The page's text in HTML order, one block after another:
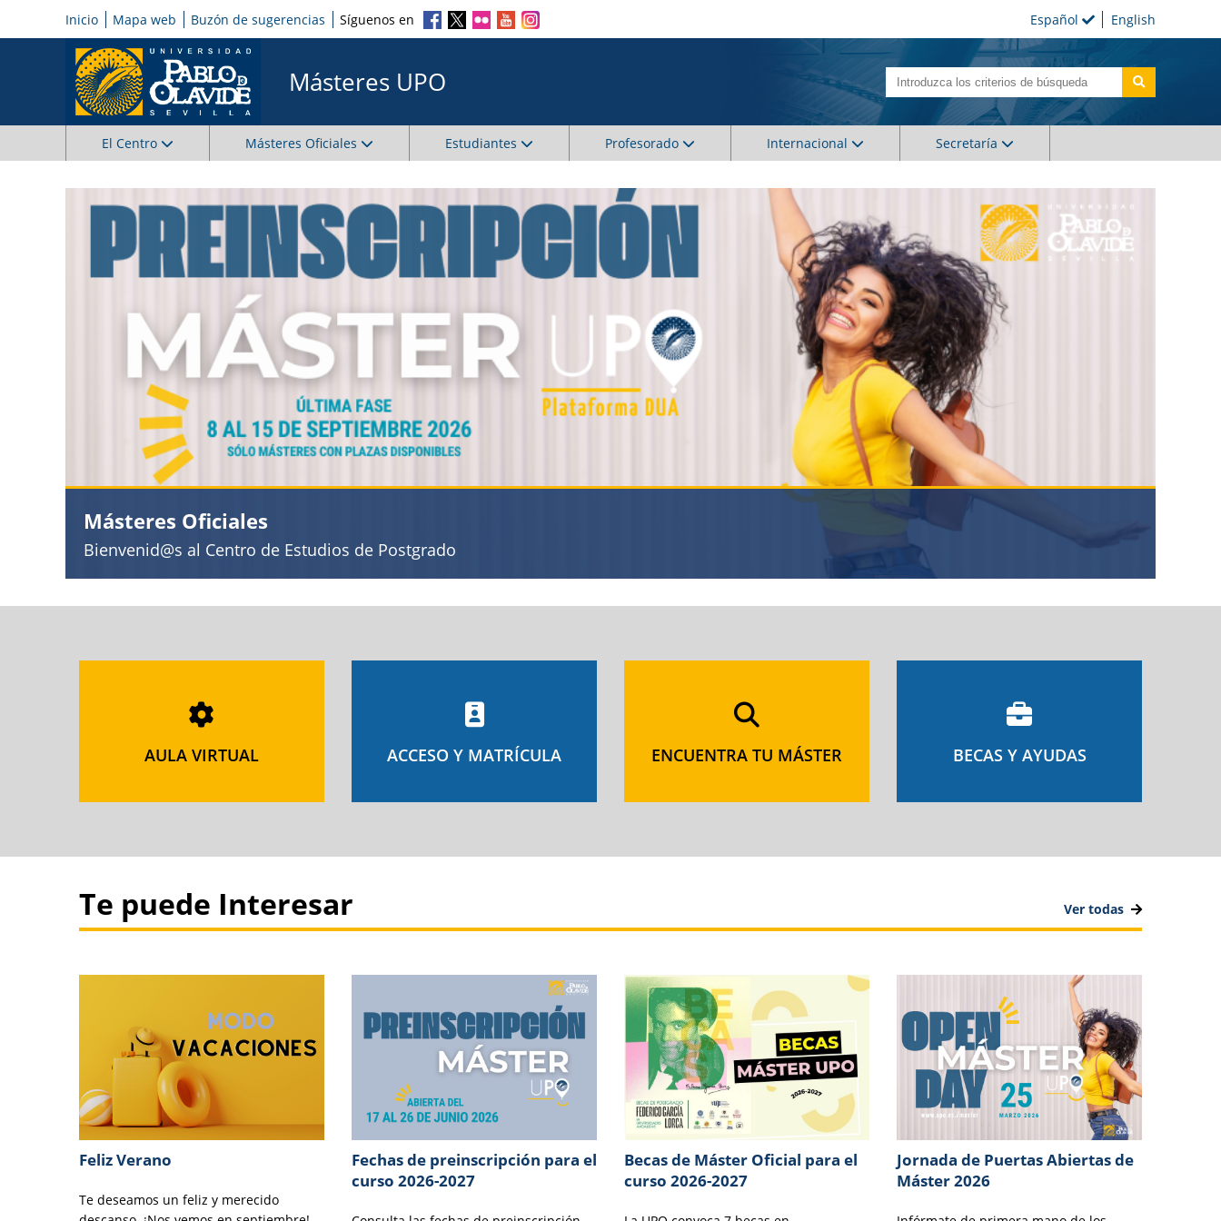
Inicio Mapa web Buzón de sugerencias Síguenos en English
Español
Másteres UPO
El Centro Másteres Oficiales Estudiantes Profesorado Internacional Secretaría
Másteres Oficiales
Bienvenid@s al Centro de Estudios de Postgrado
AULA VIRTUAL ACCESO Y MATRÍCULA ENCUENTRA TU MÁSTER BECAS Y AYUDAS
Te puede Interesar Ver todas
Feliz Verano
Te deseamos un feliz y merecido
Fechas de preinscripción para el
curso 2026-2027
Becas de Máster Oficial para el
curso 2026-2027
Jornada de Puertas Abiertas de
Máster 2026